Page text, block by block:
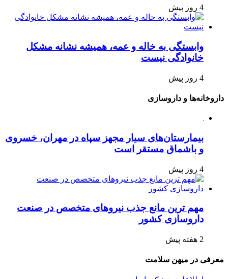
4 روز پیش
وابستگی به خاله و عمه، همیشه نشانه مشکل
خانوادگی نیست
4 روز پیش
داروخانه‌ها و داروسازی
بیمارستان‌های سیار مجهز سپاه در مهران، خسروی
و باشماق مستقر است
4 روز پیش
مهم ترین مانع جذب نیروهای متخصص در صنعت
داروسازی کشور
2 هفته پیش
معرفی در میهن سلامت